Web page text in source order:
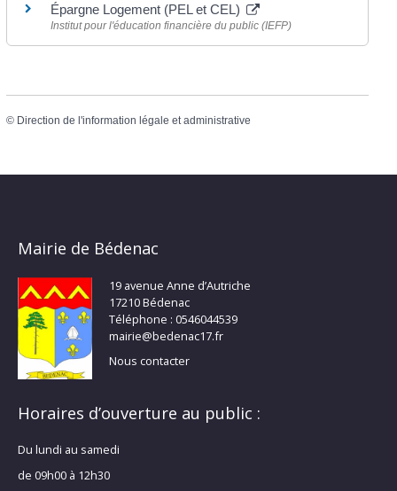
Épargne Logement (PEL et CEL)
Institut pour l'éducation financière du public (IEFP)
© Direction de l'information légale et administrative
Mairie de Bédenac
19 avenue Anne d’Autriche
17210 Bédenac
Téléphone : 0546044539
mairie@bedenac17.fr
Nous contacter
Horaires d’ouverture au public :
Du lundi au samedi
de 09h00 à 12h30